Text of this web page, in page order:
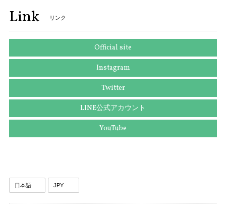
送料無料 ディオール ネクタイ ワイドタイ シルク 黄色 イエロー グレー 紫色 ビジネス カジュアル ブランド 鍵 植物 フランス製 綺麗 N516
2025/09/03
Link リンク
Official site
Instagram
Twitter
LINE公式アカウント
YouTube